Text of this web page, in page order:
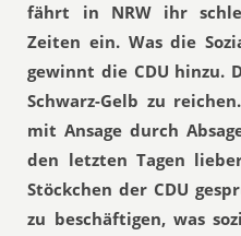
fährt in NRW ihr
Zeiten ein. Was die
gewinnt die CDU hinzu.
Schwarz-Gelb zu
mit Ansage durch
den letzten Tagen
Stöckchen der CDU
zu beschäftigen, was